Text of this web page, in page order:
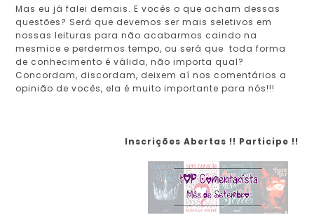
Mas eu já falei demais. E vocês o que acham dessas
questões? Será que devemos ser mais seletivos em
nossas leituras para não acabarmos caindo na
mesmice e perdermos tempo, ou será que toda forma
de conhecimento é válida, não importa qual?
Concordam, discordam, deixem aí nos comentários a
opinião de vocês, ela é muito importante para nós!!!
Inscrições Abertas !! Participe !!